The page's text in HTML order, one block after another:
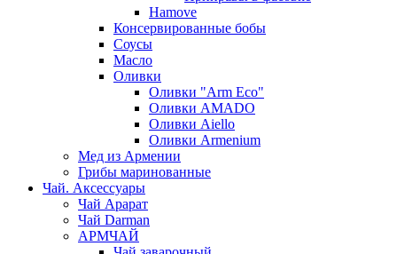
Hamove
Консервированные бобы
Соусы
Масло
Оливки
Оливки "Arm Eco"
Оливки AMADO
Оливки Aiello
Оливки Armenium
Мед из Армении
Грибы маринованные
Чай. Аксессуары
Чай Арарат
Чай Darman
АРМЧАЙ